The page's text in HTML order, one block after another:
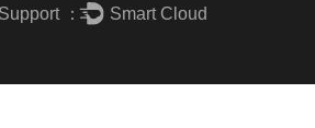
более качественную
： Smart Cloud